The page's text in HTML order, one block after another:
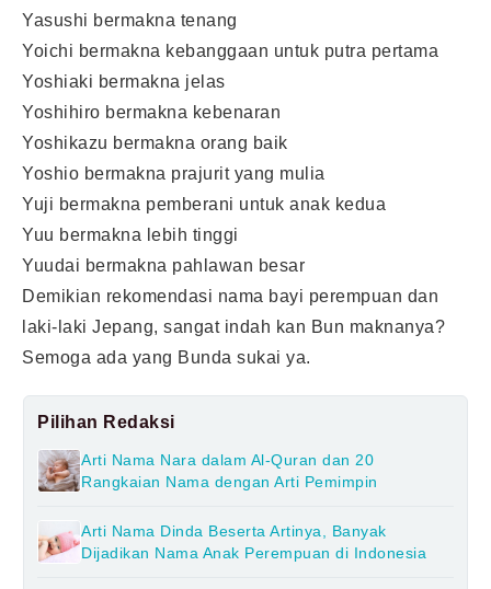
Yasushi bermakna tenang
Yoichi bermakna kebanggaan untuk putra pertama
Yoshiaki bermakna jelas
Yoshihiro bermakna kebenaran
Yoshikazu bermakna orang baik
Yoshio bermakna prajurit yang mulia
Yuji bermakna pemberani untuk anak kedua
Yuu bermakna lebih tinggi
Yuudai bermakna pahlawan besar
Demikian rekomendasi nama bayi perempuan dan
laki-laki Jepang, sangat indah kan Bun maknanya?
Semoga ada yang Bunda sukai ya.
Pilihan Redaksi
Arti Nama Nara dalam Al-Quran dan 20
Rangkaian Nama dengan Arti Pemimpin
Arti Nama Dinda Beserta Artinya, Banyak
Dijadikan Nama Anak Perempuan di Indonesia